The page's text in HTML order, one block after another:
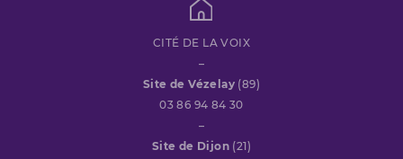
CITÉ DE LA VOIX
–
Site de Vézelay (89)
03 86 94 84 30
–
Site de Dijon (21)